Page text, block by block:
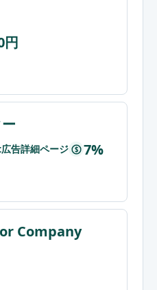
円
告詳細ページ $ 7%
Company